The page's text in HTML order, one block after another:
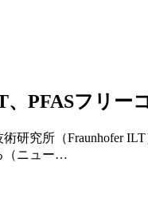
PFASフリー
研究所（Fraunhofer
（ニュー…